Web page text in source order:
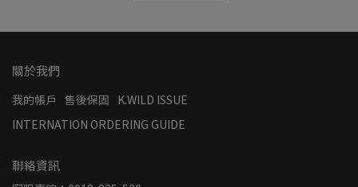
關於我們
我的帳戶 售後保固 K.WILD ISSUE
INTERNATION ORDERING GUIDE
聯絡資訊